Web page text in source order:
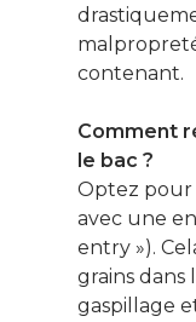
contenant.
Comment
le bac ?
Optez pour
avec une
entry »).
grains dans
gaspillage